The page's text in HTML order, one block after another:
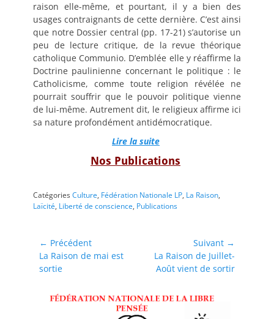
raison elle-même, et pourtant, il y a bien des
usages contraignants de cette dernière. C’est ainsi
que notre Dossier central (pp. 17-21) s’autorise un
peu de lecture critique, de la revue théorique
catholique Communio. D’emblée elle y réaffirme la
Doctrine paulinienne concernant le politique : le
Catholicisme, comme toute religion révélée ne
pourrait souffrir que le pouvoir politique vienne
de lui-même. Autrement dit, le religieux affirme ici
sa nature profondément antidémocratique.
Lire la suite
Nos Publications
CatégoriesCulture, Fédération Nationale LP, La Raison,
Laïcité, Liberté de conscience, Publications
Navigation
de
l’article
← Précédent
Article
précédent :
La Raison de mai est
sortie
Suivant →
Article
suivant :
La Raison de Juillet-
Août vient de sortir